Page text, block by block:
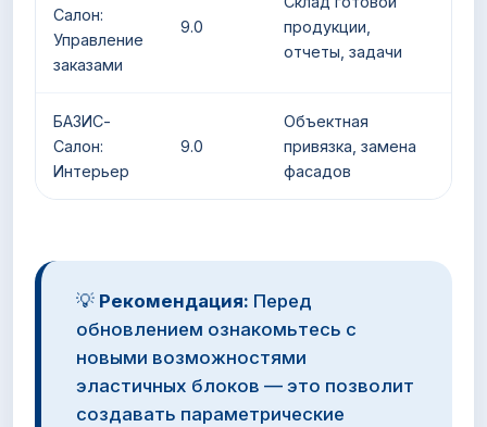
Салон:
Управление
заказами
9.0
продукции,
отчеты, задачи
БАЗИС-
Салон:
Интерьер
9.0
Объектная
привязка, замена
фасадов
💡 Рекомендация: Перед
обновлением ознакомьтесь с
новыми возможностями
эластичных блоков — это позволит
создавать параметрические